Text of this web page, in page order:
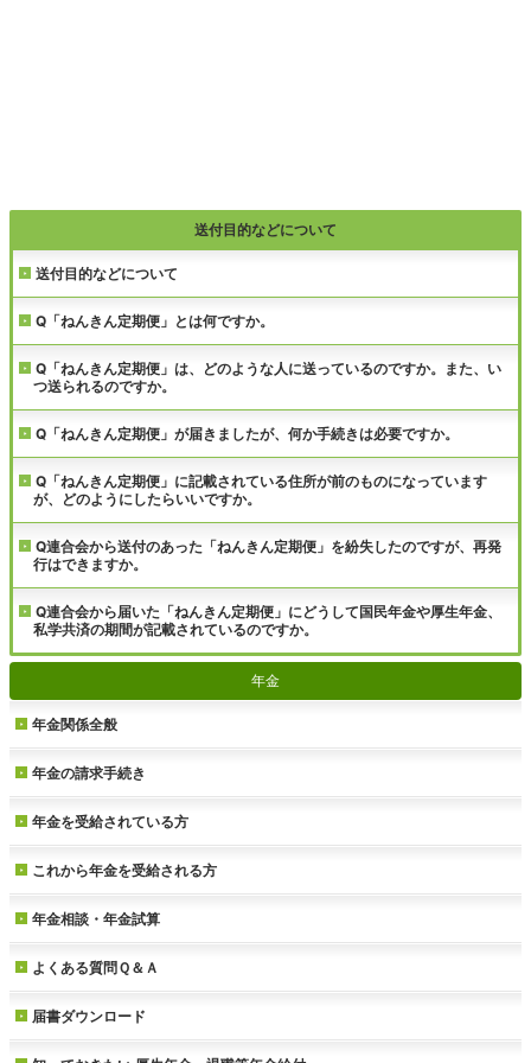
送付目的などについて
送付目的などについて
Q「ねんきん定期便」とは何ですか。
Q「ねんきん定期便」は、どのような人に送っているのですか。また、い
つ送られるのですか。
Q「ねんきん定期便」が届きましたが、何か手続きは必要ですか。
Q「ねんきん定期便」に記載されている住所が前のものになっています
が、どのようにしたらいいですか。
Q連合会から送付のあった「ねんきん定期便」を紛失したのですが、再発
行はできますか。
Q連合会から届いた「ねんきん定期便」にどうして国民年金や厚生年金、
私学共済の期間が記載されているのですか。
年金
年金関係全般
年金の請求手続き
年金を受給されている方
これから年金を受給される方
年金相談・年金試算
よくある質問Ｑ＆Ａ
届書ダウンロード